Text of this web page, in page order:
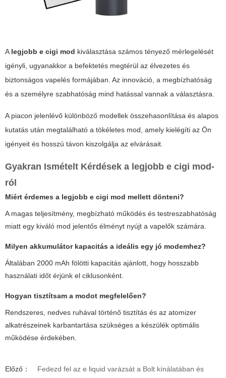
A legjobb e cigi mod kiválasztása számos tényező mérlegelését
igényli, ugyanakkor a befektetés megtérül az élvezetes és
biztonságos vapelés formájában. Az innováció, a megbízhatóság
és a személyre szabhatóság mind hatással vannak a választásra.
A piacon jelenlévő különböző modellek összehasonlítása és alapos
kutatás után megtalálható a tökéletes mod, amely kielégíti az Ön
igényeit és hosszú távon kiszolgálja az elvárásait.
Gyakran Ismételt Kérdések a legjobb e cigi mod-
ról
Miért érdemes a legjobb e cigi mod mellett dönteni?
A magas teljesítmény, megbízható működés és testreszabhatóság
miatt egy kiváló mod jelentős élményt nyújt a vapelők számára.
Milyen akkumulátor kapacitás a ideális egy jó modemhez?
Általában 2000 mAh fölötti kapacitás ajánlott, hogy hosszabb
használati időt érjünk el ciklusonként.
Hogyan tisztítsam a modot megfelelően?
Rendszeres, nedves ruhával történő tisztítás és az atomizer
alkatrészeinek karbantartása szükséges a készülék optimális
működése érdekében.
Előző：
Fedezd fel az e liquid varázsát a Bolt kínálatában és